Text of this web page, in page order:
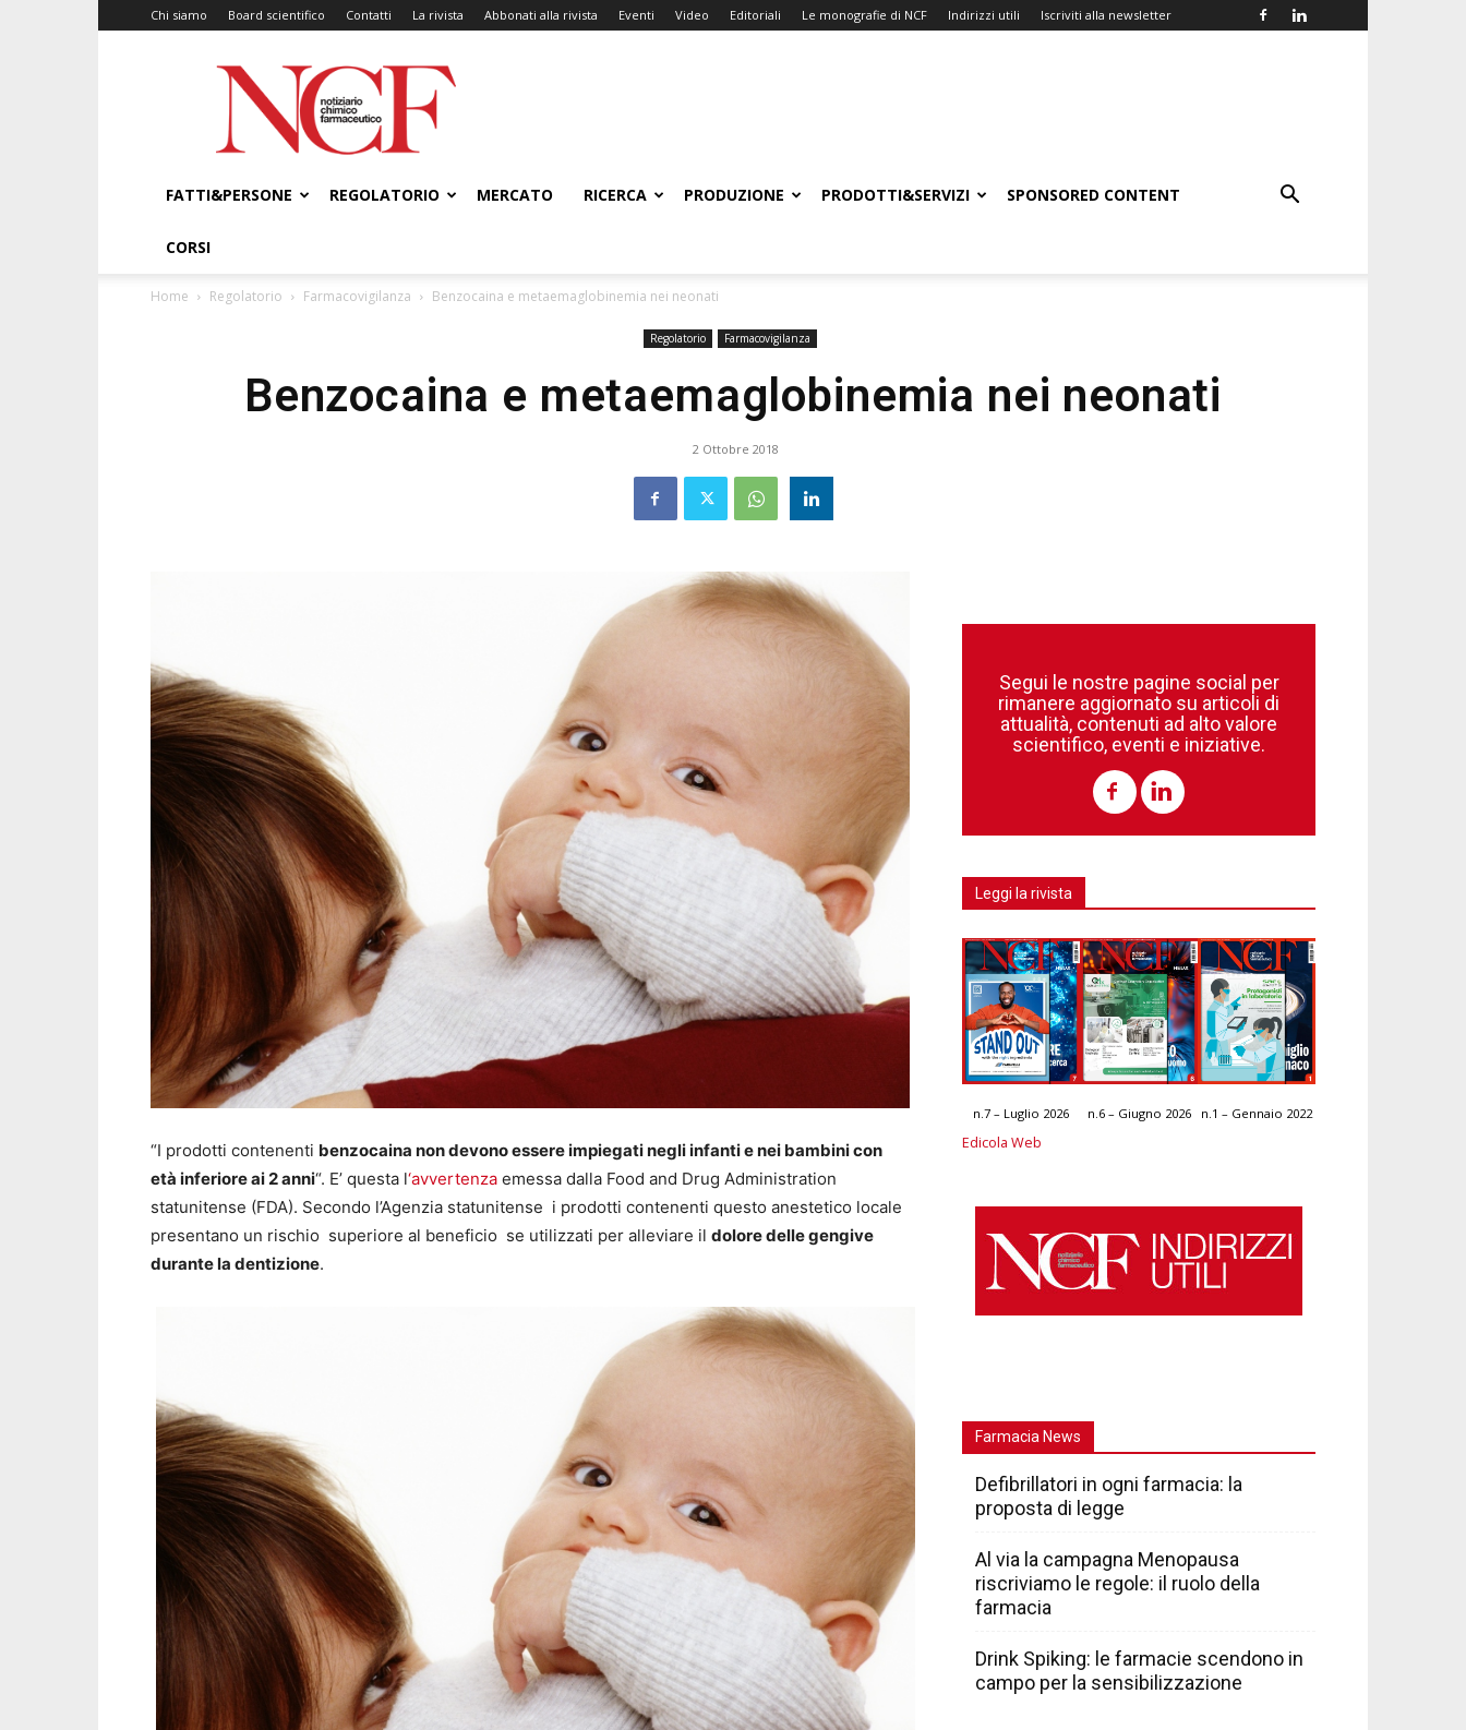
Chi siamo Board scientifico Contatti La rivista Abbonati alla rivista Eventi Video Editoriali Le monografie di NCF Indirizzi utili Iscriviti alla newsletter
NCF
–
Notiziario
Chimico
FATTI&PERSONE
REGOLATORIO MERCATO RICERCA PRODUZIONE PRODOTTI&SERVIZI SPONSORED CONTENT
CORSI
Home Regolatorio Farmacovigilanza Benzocaina e metaemaglobinemia nei neonati
Regolatorio Farmacovigilanza
Benzocaina e metaemaglobinemia nei neonati
2 Ottobre 2018
“I prodotti contenenti benzocaina non devono essere impiegati negli infanti e nei bambini con
età inferiore ai 2 anni“. E’ questa l‘avvertenza emessa dalla Food and Drug Administration
statunitense (FDA). Secondo l’Agenzia statunitense i prodotti contenenti questo anestetico locale
presentano un rischio superiore al beneficio se utilizzati per alleviare il dolore delle gengive
durante la dentizione.
Segui le nostre pagine social per
rimanere aggiornato su articoli di
attualità, contenuti ad alto valore
scientifico, eventi e iniziative.
Leggi la rivista
n.7 – Luglio 2026 n.6 – Giugno 2026 n.1 – Gennaio 2022
Edicola Web
Farmacia News
Defibrillatori in ogni farmacia: la
proposta di legge
Al via la campagna Menopausa
riscriviamo le regole: il ruolo della
farmacia
Drink Spiking: le farmacie scendono in
campo per la sensibilizzazione